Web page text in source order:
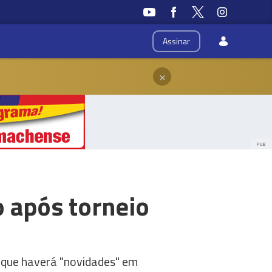
Assinar
×
PUB
após torneio
haverá "novidades" em